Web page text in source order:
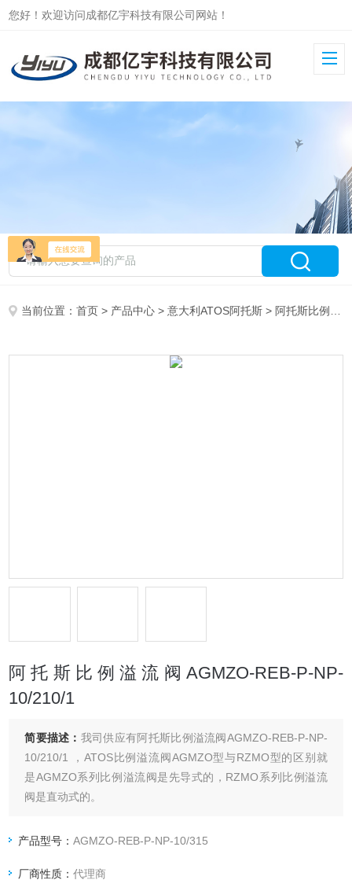
您好！欢迎访问成都亿宇科技有限公司网站！
当前位置：首页 > 产品中心 >意大利ATOS阿托斯 > 阿托斯比例阀AGMZO
阿托斯比例溢流阀AGMZO-REB-P-NP-
10/210/1
简要描述： 我司供应有阿托斯比例溢流阀AGMZO-REB-P-NP-
10/210/1 ，ATOS比例溢流阀AGMZO型与RZMO型的区别就
是AGMZO系列比例溢流阀是先导式的，RZMO系列比例溢流
阀是直动式的。
产品型号：AGMZO-REB-P-NP-10/315
厂商性质：代理商